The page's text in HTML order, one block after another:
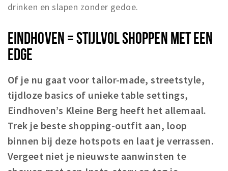
drinken en slapen zonder gedoe.
EINDHOVEN = STIJLVOL SHOPPEN MET EEN
EDGE
Of je nu gaat voor tailor-made, streetstyle,
tijdloze basics of unieke table settings,
Eindhoven’s Kleine Berg heeft het allemaal.
Trek je beste shopping-outfit aan, loop
binnen bij deze hotspots en laat je verrassen.
Vergeet niet je nieuwste aanwinsten te